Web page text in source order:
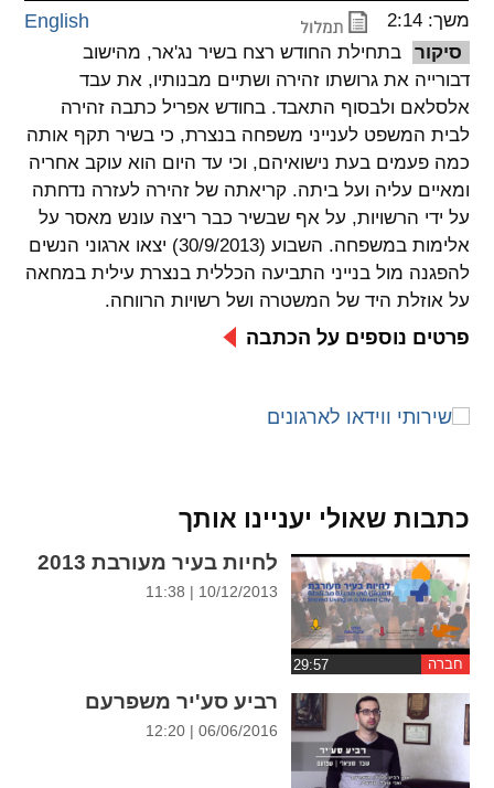
spellcheck
ניגודיות צבעים
brightness_high
ניגודיות בהירה
brightness_low
ניגודיות כהה
קישורים
format_underlined
cached
משך: 2:14 English
סיקור
בתחילת החודש רצח בשיר נג'אר, מהישוב
דבורייה את גרושתו זהירה ושתיים מבנותיו, את עבד
אלסלאם ולבסוף התאבד. בחודש אפריל כתבה זהירה
לבית המשפט לענייני משפחה בנצרת, כי בשיר תקף אותה
כמה פעמים בעת נישואיהם, וכי עד היום הוא עוקב אחריה
ומאיים עליה ועל ביתה. קריאתה של זהירה לעזרה נדחתה
על ידי הרשויות, על אף שבשיר כבר ריצה עונש מאסר על
אלימות במשפחה. השבוע (30/9/2013) יצאו ארגוני הנשים
להפגנה מול בנייני התביעה הכללית בנצרת עילית במחאה
על אוזלת היד של המשטרה ושל רשויות הרווחה.
פרטים נוספים על הכתבה
כתבות שאולי יעניינו אותך
חברה
לחיות בעיר מעורבת 2013
10/12/2013 | 11:38
רביע סע'יר משפרעם
06/06/2016 | 12:20